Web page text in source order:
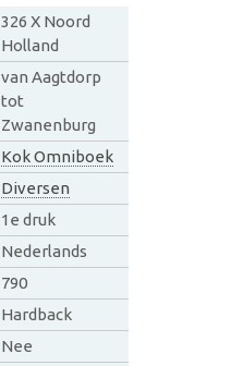
326 X Noord
Holland
van Aagtdorp
tot
Zwanenburg
Kok Omniboek
Diversen
1e druk
Nederlands
790
Hardback
Nee